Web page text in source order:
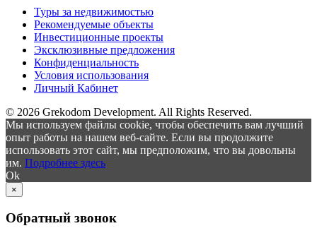
Туры за недвижимостью
Рекомендуемые объекты
Инвестиционные проекты
Эксклюзивные предложения
Конфиденциальность
Условия использования
Личный Кабинет
© 2026 Grekodom Development. All Rights Reserved.
Мы используем файлы cookie, чтобы обеспечить вам лучший
опыт работы на нашем веб-сайте. Если вы продолжите
использовать этот сайт, мы предположим, что вы довольны
им. Подробнее здесь
Ok
×
Обратный звонок